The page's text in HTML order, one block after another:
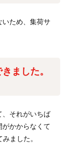
いため、集荷サ
ました。
、それがいちば
がかからなくて
ました。